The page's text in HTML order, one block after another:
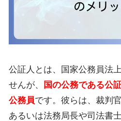
公証人とは、国家公務員法
せんが、
国の公務である公
公務員です。彼らは、裁判
あるいは法務局長や司法書